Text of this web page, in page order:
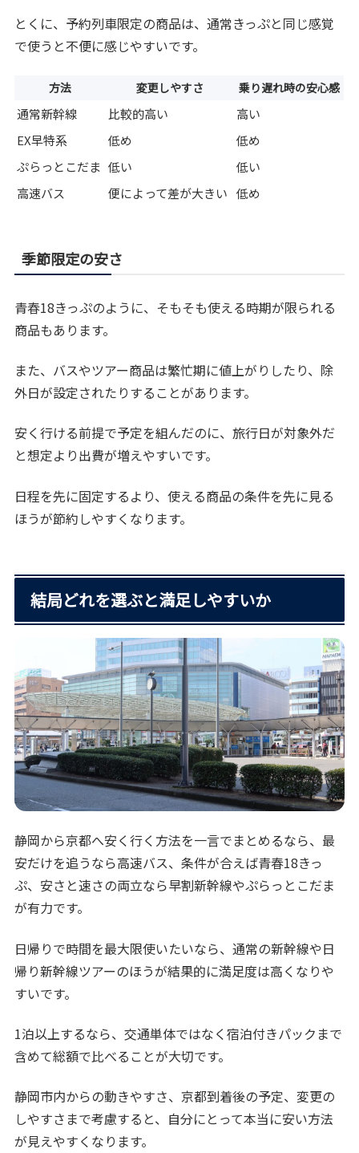
とくに、予約列車限定の商品は、通常きっぷと同じ感覚
で使うと不便に感じやすいです。
方法 変更しやすさ 乗り遅れ時の安心感
通常新幹線 比較的高い
高い
EX早特系
低め
低め
ぷらっとこだま 低い
低い
高速バス
便によって差が大きい 低め
季節限定の安さ
青春18きっぷのように、そもそも使える時期が限られる
商品もあります。
また、バスやツアー商品は繁忙期に値上がりしたり、除
外日が設定されたりすることがあります。
安く行ける前提で予定を組んだのに、旅行日が対象外だ
と想定より出費が増えやすいです。
日程を先に固定するより、使える商品の条件を先に見る
ほうが節約しやすくなります。
結局どれを選ぶと満足しやすいか
静岡から京都へ安く行く方法を一言でまとめるなら、最
安だけを追うなら高速バス、条件が合えば青春18きっ
ぷ、安さと速さの両立なら早割新幹線やぷらっとこだま
が有力です。
日帰りで時間を最大限使いたいなら、通常の新幹線や日
帰り新幹線ツアーのほうが結果的に満足度は高くなりや
すいです。
1泊以上するなら、交通単体ではなく宿泊付きパックまで
含めて総額で比べることが大切です。
静岡市内からの動きやすさ、京都到着後の予定、変更の
しやすさまで考慮すると、自分にとって本当に安い方法
が見えやすくなります。